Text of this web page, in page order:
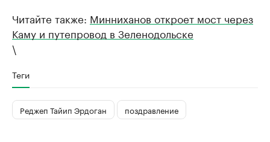
Читайте также: Минниханов откроет мост через
Каму и путепровод в Зеленодольске
\
Теги
Реджеп Тайип Эрдоган поздравление